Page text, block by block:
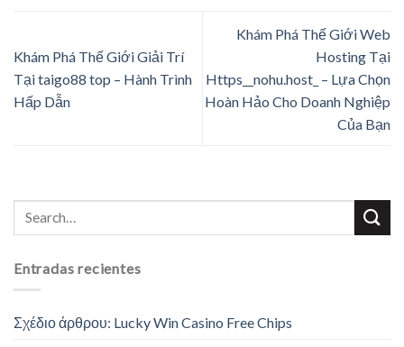
Khám Phá Thế Giới Giải Trí
Tại taigo88 top – Hành Trình
Hấp Dẫn
Khám Phá Thế Giới Web
Hosting Tại
Https__nohu.host_ – Lựa Chọn
Hoàn Hảo Cho Doanh Nghiệp
Của Bạn
Entradas recientes
Σχέδιο άρθρου: Lucky Win Casino Free Chips